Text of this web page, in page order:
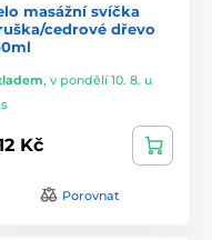
masážní svíčka
cedrové dřevo
, v pondělí 10. 8. u
Kč
Porovnat